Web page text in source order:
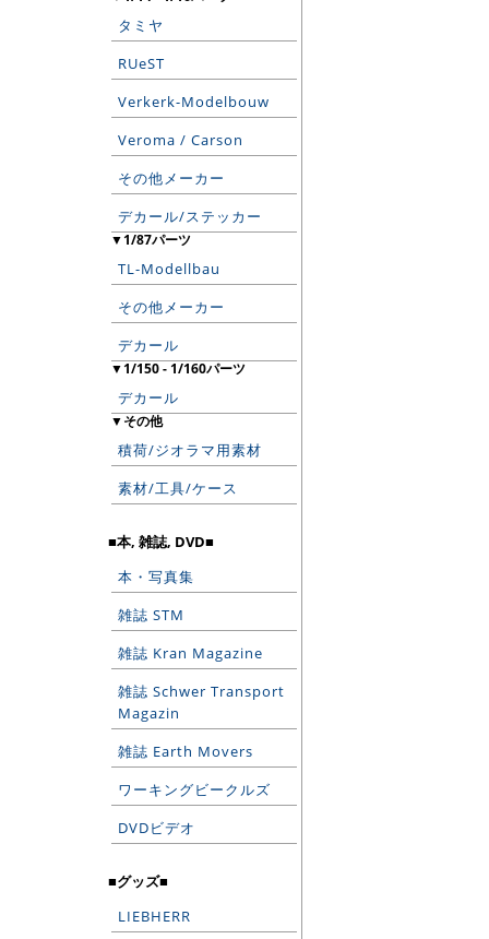
タミヤ
RUeST
Verkerk-Modelbouw
Veroma / Carson
その他メーカー
デカール/ステッカー
▼1/87パーツ
TL-Modellbau
その他メーカー
デカール
▼1/150 - 1/160パーツ
デカール
▼その他
積荷/ジオラマ用素材
素材/工具/ケース
■本, 雑誌, DVD■
本・写真集
雑誌 STM
雑誌 Kran Magazine
雑誌 Schwer Transport
Magazin
雑誌 Earth Movers
ワーキングビークルズ
DVDビデオ
■グッズ■
LIEBHERR